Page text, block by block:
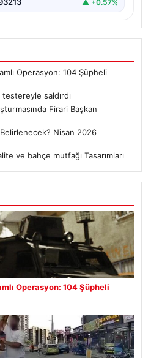
▲ +0.57%
Operasyon: 104 Şüpheli
saldırdı
Firari Başkan
Belirlenecek? Nisan 2026
ve bahçe mutfağı Tasarımları
Operasyon: 104 Şüpheli